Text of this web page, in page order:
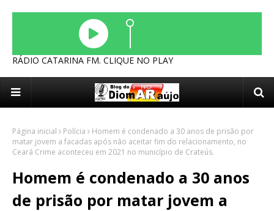
RÁDIO CATARINA FM. CLIQUE NO PLAY
Página inicial Polícia
Homem é condenado a 30 anos de prisão por
matar jovem a facadas após não aceitar fim do relacionamento, no
Ceará Crime aconteceu em 2021 no município de Crateús.
Homem é condenado a 30 anos
de prisão por matar jovem a